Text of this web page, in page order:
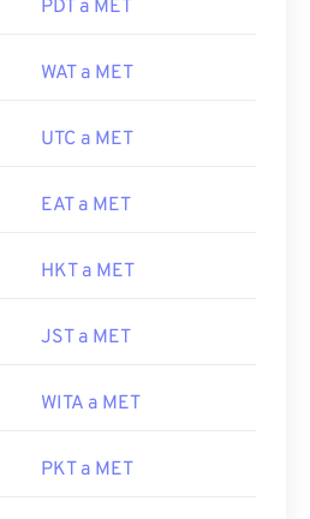
PDT a MET
WAT a MET
UTC a MET
EAT a MET
HKT a MET
JST a MET
WITA a MET
PKT a MET